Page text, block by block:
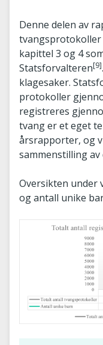
Denne delen av
kapittel 3 og 4
Statsforvalteren[9]
klagesaker.
protokoller
registreres
tvang er et eget
årsrapporter, og
sammenstilling av
Oversikten under
og antall unike